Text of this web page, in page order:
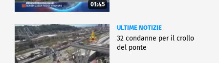
01:45
ULTIME NOTIZIE
32 condanne per il crollo
del ponte